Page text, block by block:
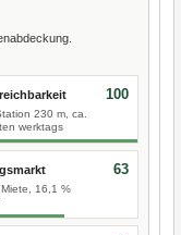
230 m, ca.
werktags
100
16,1 %
63